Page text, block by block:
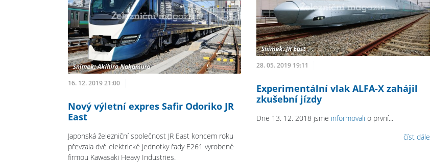
16. 12. 2019 21:00
Nový výletní expres Safir Odoriko JR
East
Japonská železniční společnost JR East koncem roku
převzala dvě elektrické jednotky řady E261 vyrobené
firmou Kawasaki Heavy Industries.
28. 05. 2019 19:11
Experimentální vlak ALFA-X zahájil
zkušební jízdy
Dne 13. 12. 2018 jsme informovali o první...
číst dále